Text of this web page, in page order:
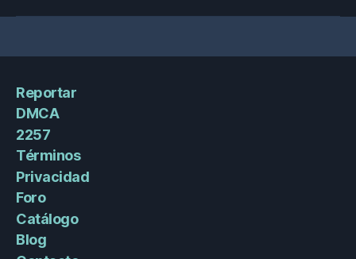
Reportar
DMCA
2257
Términos
Privacidad
Foro
Catálogo
Blog